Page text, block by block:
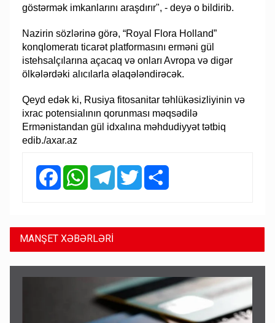
göstərmək imkanlarını araşdırır", - deyə o bildirib.
Nazirin sözlərinə görə, “Royal Flora Holland”
konqlomeratı ticarət platformasını erməni gül
istehsalçılarına açacaq və onları Avropa və digər
ölkələrdəki alıcılarla əlaqələndirəcək.
Qeyd edək ki, Rusiya fitosanitar təhlükəsizliyinin və
ixrac potensialının qorunması məqsədilə
Ermənistandan gül idxalına məhdudiyyət tətbiq
edib./axar.az
FacebookWhatsAppTelegramTwitter
MANŞET XƏBƏRLƏRİ